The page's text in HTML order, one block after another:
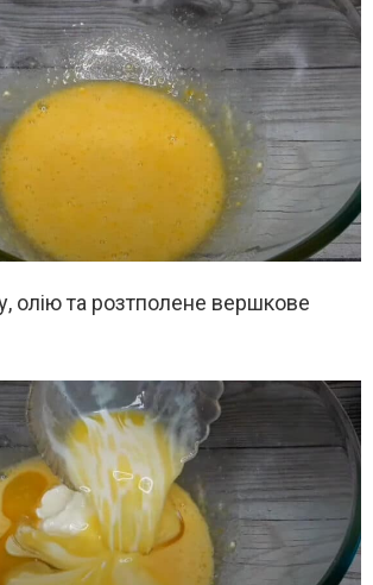
олію та розтполене вершкове